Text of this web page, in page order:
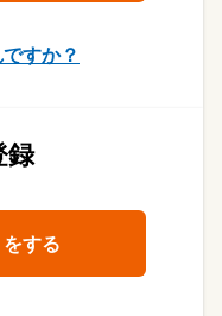
すか？
録
する